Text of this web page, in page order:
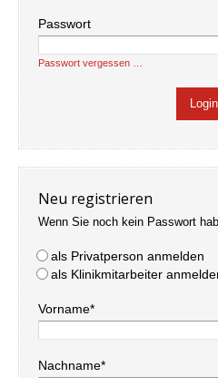
Passwort
Passwort vergessen …
Neu registrieren
Wenn Sie noch kein Passwort
als Privatperson anmelden
als Klinikmitarbeiter
Vorname*
Nachname*